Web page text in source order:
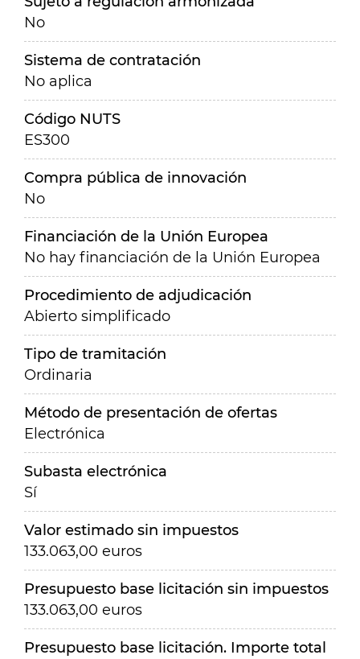
No
Sistema de contratación
No aplica
Código NUTS
ES300
Compra pública de innovación
No
Financiación de la Unión Europea
No hay financiación de la Unión Europea
Procedimiento de adjudicación
Abierto simplificado
Tipo de tramitación
Ordinaria
Método de presentación de ofertas
Electrónica
Subasta electrónica
Sí
Valor estimado sin impuestos
133.063,00 euros
Presupuesto base licitación sin impuestos
133.063,00 euros
Presupuesto base licitación. Importe total